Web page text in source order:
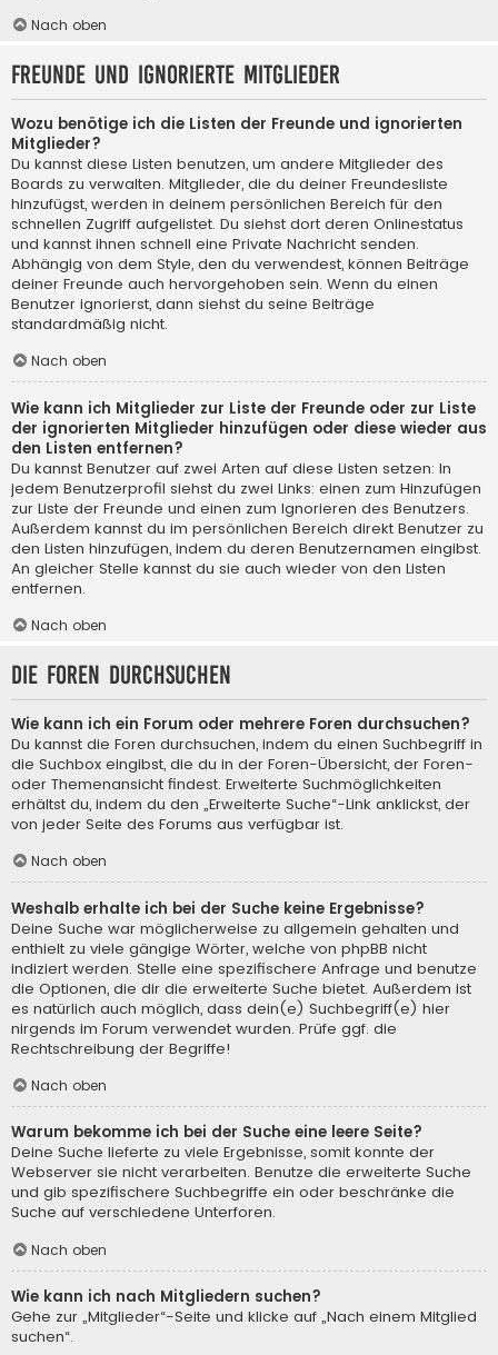
Nach oben
Freunde und ignorierte Mitglieder
Wozu benötige ich die Listen der Freunde und ignorierten
Mitglieder?
Du kannst diese Listen benutzen, um andere Mitglieder des
Boards zu verwalten. Mitglieder, die du deiner Freundesliste
hinzufügst, werden in deinem persönlichen Bereich für den
schnellen Zugriff aufgelistet. Du siehst dort deren Onlinestatus
und kannst ihnen schnell eine Private Nachricht senden.
Abhängig von dem Style, den du verwendest, können Beiträge
deiner Freunde auch hervorgehoben sein. Wenn du einen
Benutzer ignorierst, dann siehst du seine Beiträge
standardmäßig nicht.
Nach oben
Wie kann ich Mitglieder zur Liste der Freunde oder zur Liste
der ignorierten Mitglieder hinzufügen oder diese wieder aus
den Listen entfernen?
Du kannst Benutzer auf zwei Arten auf diese Listen setzen: In
jedem Benutzerprofil siehst du zwei Links: einen zum Hinzufügen
zur Liste der Freunde und einen zum Ignorieren des Benutzers.
Außerdem kannst du im persönlichen Bereich direkt Benutzer zu
den Listen hinzufügen, indem du deren Benutzernamen eingibst.
An gleicher Stelle kannst du sie auch wieder von den Listen
entfernen.
Nach oben
Die Foren durchsuchen
Wie kann ich ein Forum oder mehrere Foren durchsuchen?
Du kannst die Foren durchsuchen, indem du einen Suchbegriff in
die Suchbox eingibst, die du in der Foren-Übersicht, der Foren-
oder Themenansicht findest. Erweiterte Suchmöglichkeiten
erhältst du, indem du den „Erweiterte Suche“-Link anklickst, der
von jeder Seite des Forums aus verfügbar ist.
Nach oben
Weshalb erhalte ich bei der Suche keine Ergebnisse?
Deine Suche war möglicherweise zu allgemein gehalten und
enthielt zu viele gängige Wörter, welche von phpBB nicht
indiziert werden. Stelle eine spezifischere Anfrage und benutze
die Optionen, die dir die erweiterte Suche bietet. Außerdem ist
es natürlich auch möglich, dass dein(e) Suchbegriff(e) hier
nirgends im Forum verwendet wurden. Prüfe ggf. die
Rechtschreibung der Begriffe!
Nach oben
Warum bekomme ich bei der Suche eine leere Seite?
Deine Suche lieferte zu viele Ergebnisse, somit konnte der
Webserver sie nicht verarbeiten. Benutze die erweiterte Suche
und gib spezifischere Suchbegriffe ein oder beschränke die
Suche auf verschiedene Unterforen.
Nach oben
Wie kann ich nach Mitgliedern suchen?
Gehe zur „Mitglieder“-Seite und klicke auf „Nach einem Mitglied
suchen“.